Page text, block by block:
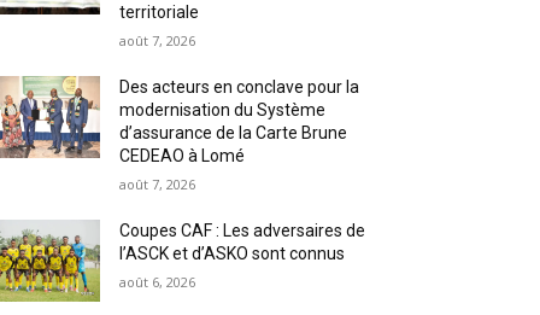
territoriale
août 7, 2026
Des acteurs en conclave pour la
modernisation du Système
d’assurance de la Carte Brune
CEDEAO à Lomé
août 7, 2026
Coupes CAF : Les adversaires de
l’ASCK et d’ASKO sont connus
août 6, 2026